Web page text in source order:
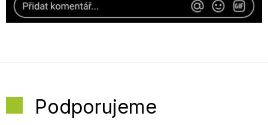
Podporujeme